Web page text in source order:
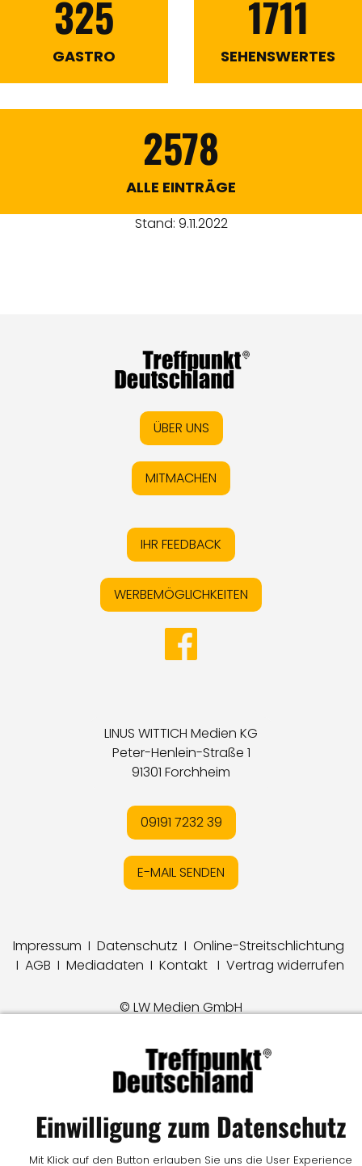
325
GASTRO
1711
SEHENSWERTES
2578
ALLE EINTRÄGE
Stand: 9.11.2022
ÜBER UNS
MITMACHEN
IHR FEEDBACK
WERBEMÖGLICHKEITEN
LINUS WITTICH Medien KG
Peter-Henlein-Straße 1
91301 Forchheim
09191 7232 39
E-MAIL SENDEN
Impressum I Datenschutz I Online-Streitschlichtung
I AGB I Mediadaten I Kontakt I Vertrag widerrufen
© LW Medien GmbH
Einwilligung zum Datenschutz
Mit Klick auf den Button erlauben Sie uns die User Experience